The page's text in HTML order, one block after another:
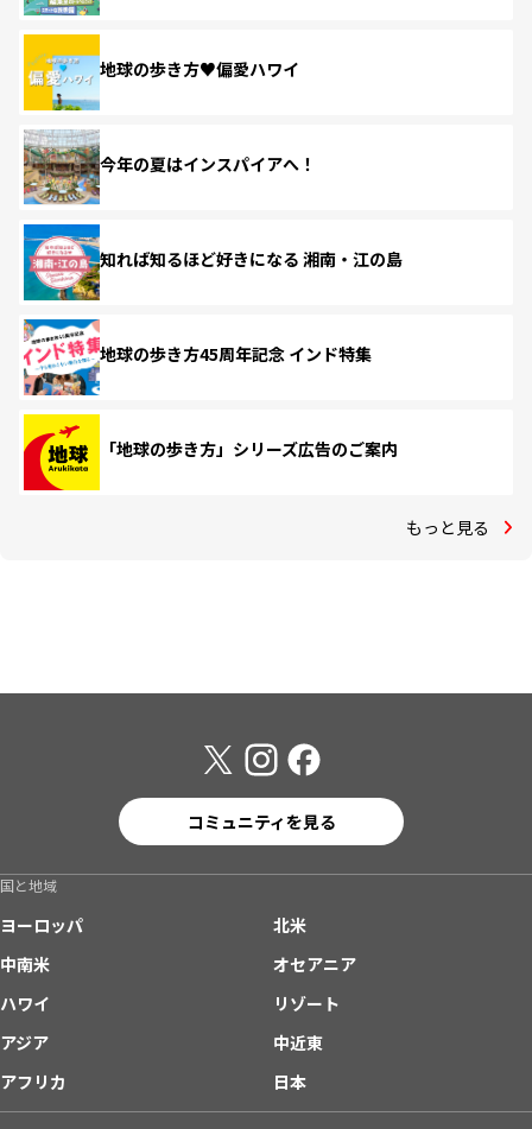
地球の歩き方♥偏愛ハワイ
今年の夏はインスパイアへ！
知れば知るほど好きになる 湘南・江の島
地球の歩き方45周年記念 インド特集
「地球の歩き方」シリーズ広告のご案内
もっと見る
コミュニティを見る
国と地域
ヨーロッパ
北米
中南米
オセアニア
ハワイ
リゾート
アジア
中近東
アフリカ
日本